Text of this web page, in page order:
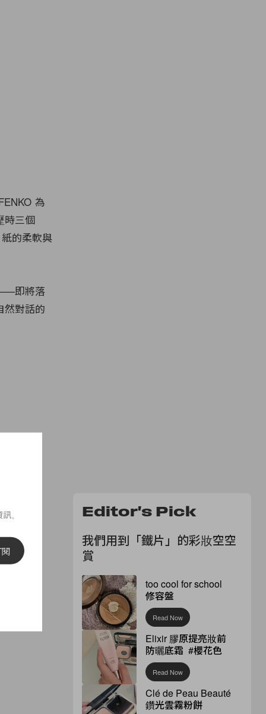
為
時三個
的柔軟與
即將落
然對話的
Editor's Pick
我們用到「鐵片」的彩妝空空
賞
too cool for school
修容盤
Read Now
Elixir 膠原提亮妝前
防曬底霜 #櫻花色
Read Now
Clé de Peau Beauté
鑽光雲霧粉餅
。